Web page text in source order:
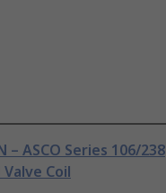
– ASCO Series 106/238
Coil